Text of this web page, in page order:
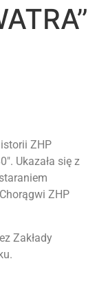
ZHP
Ukazała się z
ZHP
Zakłady